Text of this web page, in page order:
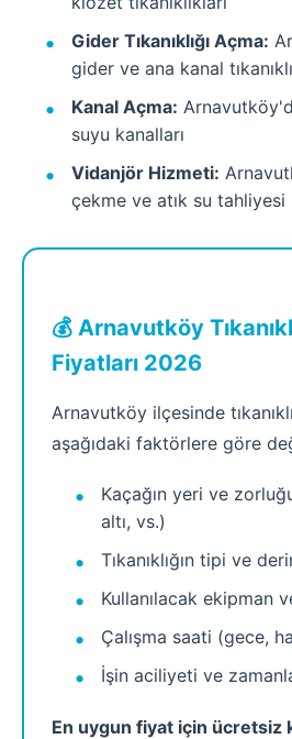
Gider Tıkanıklığı Açma:
gider ve ana kanal
Kanal Açma:
suyu kanalları
Vidanjör Hizmeti:
çekme ve atık su tahliyesi
💰 Arnavutköy
Fiyatları 2026
Arnavutköy ilçesinde
aşağıdaki faktörlere göre
Kaçağın yeri ve
altı, vs.)
Tıkanıklığın tipi ve
Kullanılacak ekipman
Çalışma saati (gece,
İşin aciliyeti ve
En uygun fiyat için ücretsiz